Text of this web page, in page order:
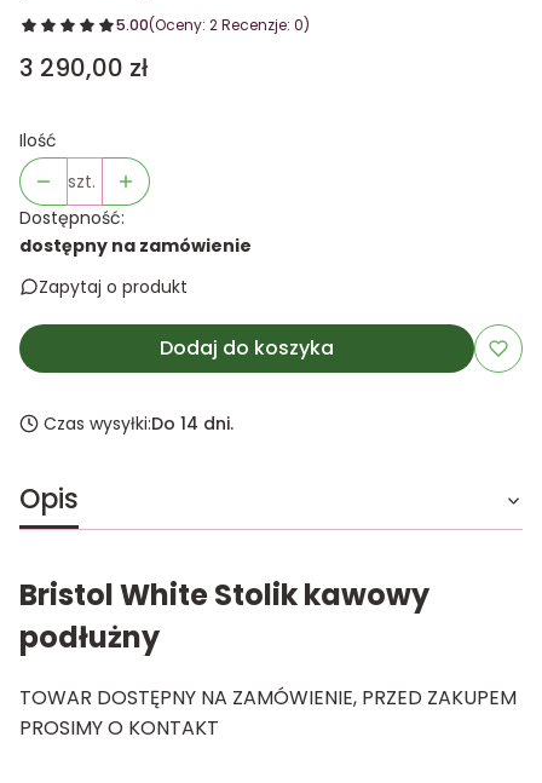
5.00(Oceny: 2 Recenzje: 0)
Cena
3 290,00 zł
Ilość
szt.
Dostępność:
dostępny na zamówienie
Zapytaj o produkt
Dodaj do koszyka
Czas wysyłki:Do 14 dni.
Opis
Bristol White Stolik kawowy
podłużny
TOWAR DOSTĘPNY NA ZAMÓWIENIE, PRZED ZAKUPEM
PROSIMY O KONTAKT